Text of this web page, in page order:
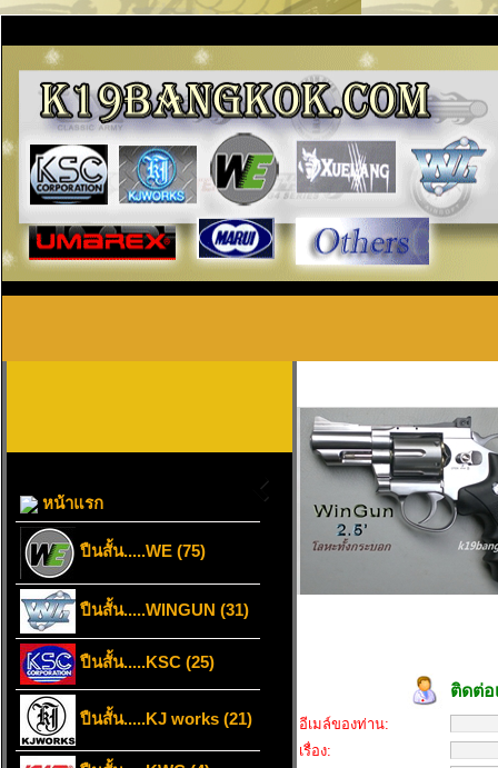
หน้าแรก
ปืนสั้น.....WE (75)
ปืนสั้น.....WINGUN (31)
ปืนสั้น.....KSC (25)
ปืนสั้น.....KJ works (21)
ติดต่อ
อีเมล์ของท่าน:
เรื่อง: